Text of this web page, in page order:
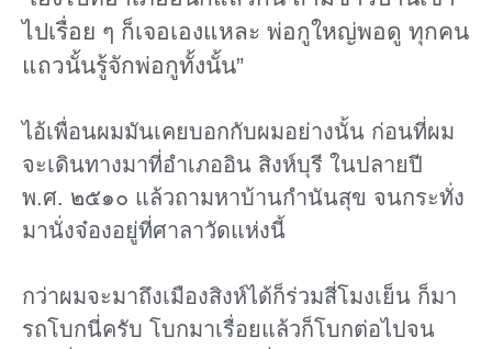
ไปเรื่อย ๆ ก็เจอเองแหละ พ่อกูใหญ่พอดู ทุกคน
แถวนั้นรู้จักพ่อกูทั้งนั้น”
ไอ้เพื่อนผมมันเคยบอกกับผมอย่างนั้น ก่อนที่ผม
จะเดินทางมาที่อําเภออิน สิงห์บุรี ในปลายปี
พ.ศ. ๒๕๑๐ แล้วถามหาบ้านกํานันสุข จนกระทั่ง
มานั่งจ๋องอยู่ที่ศาลาวัดแห่งนี้
กว่าผมจะมาถึงเมืองสิงห์ได้ก็ร่วมสี่โมงเย็น ก็มา
รถโบกนี่ครับ โบกมาเรื่อยแล้วก็โบกต่อไปจน